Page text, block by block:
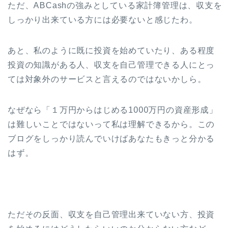
ただ、ABCashの強みとしている家計簿管理は、収支を
しっかり出来ている方には必要ないと感じたわ。
あと、私のように既に投資を始めていたり、ある程度
投資の知識がある人、収支を自己管理できる人にとっ
ては対象外のサービスと言えるのではないかしら。
なぜなら「１万円からはじめる1000万円の資産形成」
は難しいことではないって私は理解できるから。この
ブログをしっかり読んでいけばあなたもきっと分かる
はず。
ただその反面、収支を自己管理出来ていない方、投資